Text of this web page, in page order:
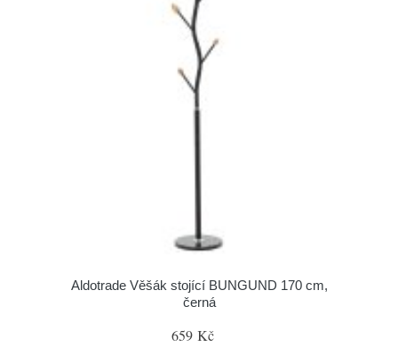
Aldotrade Věšák stojící BUNGUND 170 cm,
černá
659 Kč